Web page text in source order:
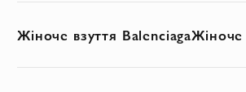
Жіноче взуття BalenciagaЖіноче